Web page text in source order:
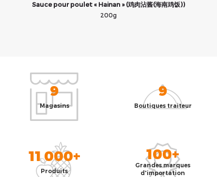
Sauce pour poulet « Hainan » (鸡肉沾酱(海南鸡饭))
200g
9
Magasins
9
Boutiques traiteur
11 000+
Produits
100+
Grandes marques
d'importation